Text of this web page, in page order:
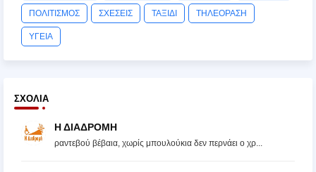
ΠΟΛΙΤΙΣΜΟΣ ΣΧΕΣΕΙΣ ΤΑΞΙΔΙ ΤΗΛΕΟΡΑΣΗ
ΥΓΕΙΑ
ΣΧΌΛΙΑ
Η ΔΙΑΔΡΟΜΗ
ραντεβού βέβαια, χωρίς μπουλούκια δεν περνάει ο χρ...